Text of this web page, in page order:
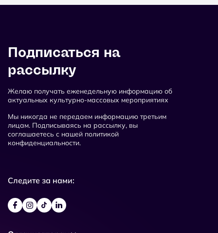
Подписаться на
рассылку
Желаю получать еженедельную информацию об
актуальных культурно-массовых мероприятиях
Мы никогда не передаем информацию третьим
лицам. Подписываясь на рассылку, вы
соглашаетесь с нашей политикой
конфиденциальности.
Следите за нами: